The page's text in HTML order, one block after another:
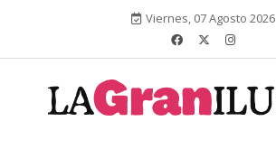
Viernes, 07 Agosto 2026